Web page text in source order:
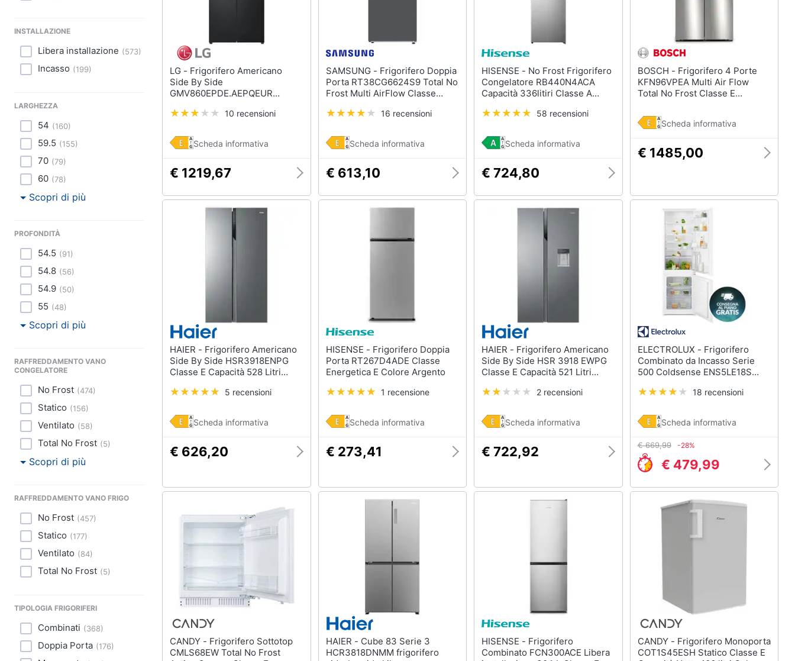
INSTALLAZIONE
Libera installazione (573)
Incasso (199)
LARGHEZZA
54 (160)
59.5 (155)
70 (79)
60 (78)
Scopri di più
PROFONDITÀ
54.5 (91)
54.8 (56)
54.9 (50)
55 (48)
Scopri di più
RAFFREDDAMENTO VANO
CONGELATORE
No Frost (474)
Statico (156)
Ventilato (58)
Total No Frost (5)
Scopri di più
RAFFREDDAMENTO VANO FRIGO
No Frost (457)
Statico (177)
Ventilato (84)
Total No Frost (5)
TIPOLOGIA FRIGORIFERI
Combinati (368)
Doppia Porta (176)
LG - Frigorifero Americano
Side By Side
GMV860EPDE.AEPQEUR
Colore Nero
10 recensioni
Scheda informativa
€ 1219,67
SAMSUNG - Frigorifero Doppia
Porta RT38CG6624S9 Total No
Frost Multi AirFlow Classe
Inossidabile
16 recensioni
Scheda informativa
€ 613,10
HISENSE - No Frost Frigorifero
Congelatore RB440N4ACA
Capacità 336litiri Classe A
58 recensioni
Scheda informativa
€ 724,80
BOSCH - Frigorifero 4 Porte
KFN96VPEA Multi Air Flow
Total No Frost Classe E
Acciaio Inossidabile
Scheda informativa
€ 1485,00
HAIER - Frigorifero Americano
Side By Side HSR3918ENPG
Classe E Capacità 528 Litri
5 recensioni
Scheda informativa
€ 626,20
HISENSE - Frigorifero Doppia
Porta RT267D4ADE Classe
Energetica E Colore Argento
1 recensione
Scheda informativa
€ 273,41
HAIER - Frigorifero Americano
Side By Side HSR 3918 EWPG
Classe E Capacità 521 Litri
2 recensioni
Scheda informativa
€ 722,92
ELECTROLUX - Frigorifero
Combinato da Incasso Serie
500 Coldsense ENS5LE18S
Netta 271 Litri18 recensioni
Scheda informativa
€ 669,99 -28%
€ 479,99
CANDY - Frigorifero Sottotop
CMLS68EW Total No Frost
HAIER - Cube 83 Serie 3
HCR3818DNMM frigorifero
HISENSE - Frigorifero
Combinato FCN300ACE Libera
CANDY - Frigorifero Monoporta
COT1S45ESH Statico Classe E